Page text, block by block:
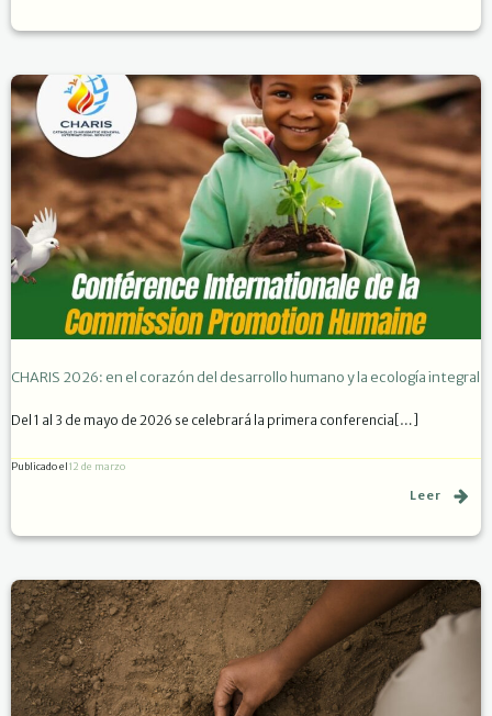
CHARIS 2026: en el corazón del desarrollo humano y la ecología integral
Del 1 al 3 de mayo de 2026 se celebrará la primera conferencia[…]
Publicado el12 de marzo
Leer